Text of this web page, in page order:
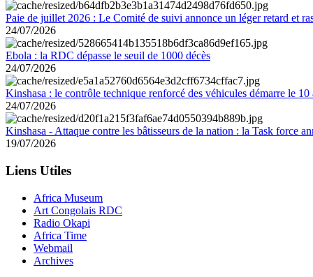
Paie de juillet 2026 : Le Comité de suivi annonce un léger retard et
24/07/2026
Ebola : la RDC dépasse le seuil de 1000 décès
24/07/2026
Kinshasa : le contrôle technique renforcé des véhicules démarre le 10
24/07/2026
Kinshasa - Attaque contre les bâtisseurs de la nation : la Task force
19/07/2026
Liens Utiles
Africa Museum
Art Congolais RDC
Radio Okapi
Africa Time
Webmail
Archives